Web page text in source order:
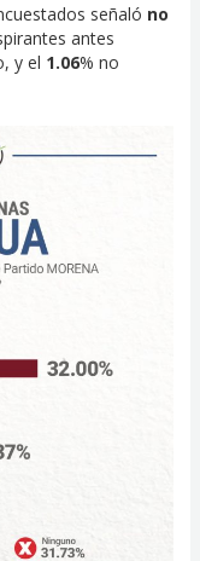
señaló no
antes
y el 1.06% no